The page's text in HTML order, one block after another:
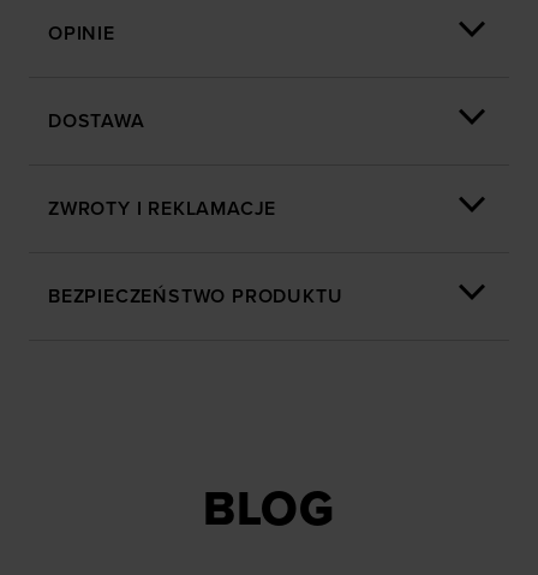
OPINIE
DOSTAWA
ZWROTY I REKLAMACJE
BEZPIECZEŃSTWO PRODUKTU
BLOG